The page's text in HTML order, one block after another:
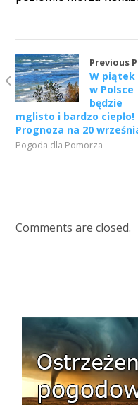
Previous
W piątek
w Polsce
będzie
mglisto i bardzo ciepło!
Prognoza na 20
Pogoda dla Pomorza
Comments are closed.